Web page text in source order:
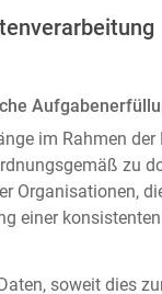
im Rahmen
zu
Organisationen,
einer
soweit dies